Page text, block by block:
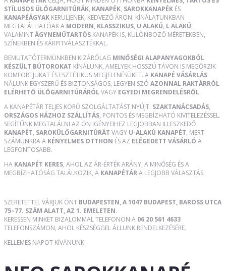
STÍLUSOS ÜLŐGARNITÚRÁK, KANAPÉK, SAROKKANAPÉK ÉS
KANAPÉÁGYAK KERÜLJENEK, KEDVEZŐ ÁRON. KÍNÁLATUNKBAN
MEGTALÁLHATÓAK A MODERN, KLASSZIKUS, U ALAKÚ, L ALAKÚ,
VALAMINTÁGYNEMŰTARTÓS KANAPÉK IS, KÜLÖNBÖZŐ MÉRETEKBEN,
SZÍNEKBEN ÉS KÁRPITVÁLASZTÉKKAL.
BEMUTATÓTERMÜNKBEN KIZÁRÓLAG MINŐSÉGI ALAPANYAGOKBÓL
KÉSZÜLT BÚTOROKAT KÍNÁLUNK, AMELYEK HOSSZÚ TÁVON IS MEGŐRZIK
KOMFORTJUKAT ÉS ESZTÉTIKUS MEGJELENÉSÜKET. A KANAPÉ VÁSÁRLÁS
NÁLUNK EGYSZERŰ ÉS BIZTONSÁGOS, LEGYEN SZÓ AZONNAL RAKTÁRRÓL
ELÉRHETŐ ÜLŐGARNITÚRÁRÓLVAGY EGYEDI MEGRENDELÉSRŐL.
A KANAPÉTÁR TELJES KÖRŰ SZOLGÁLTATÁST NYÚJT: SZAKTANÁCSADÁS,
ORSZÁGOS HÁZHOZ SZÁLLÍTÁS, PONTOS ÉS MEGBÍZHATÓ KIVITELEZÉSSEL.
SEGÍTÜNK MEGTALÁLNI AZ ÖN IGÉNYEIHEZ LEGJOBBAN ILLESZKEDŐ
KANAPÉT, SAROKÜLŐGARNITÚRÁT VAGY U-ALAKÚ KANAPÉT, MERT
SZÁMUNKRA A KÉNYELMES OTTHON ÉS AZ ELÉGEDETT VÁSÁRLÓ A
LEGFONTOSABB.
HA KANAPÉT KERES, AHOL AZ ÁR-ÉRTÉK ARÁNY, A MINŐSÉG ÉS A
MEGBÍZHATÓSÁG TALÁLKOZIK, A KANAPÉTÁRA LEGJOBB VÁLASZTÁS.
SZERETETTEL VÁRJUK ÖNT BUDAPESTEN, A 1047 BUDAPEST, BAROSS UTCA
75–77. SZÁM ALATT, AZ 1. EMELETEN.
KERESSEN MINKET BIZALOMMAL TELEFONON A 06 20 561 4633
TELEFONSZÁMON, AHOL KÉSZSÉGGEL ÁLLUNK RENDELKEZÉSÉRE.
KELLEMES NAPOT KÍVÁNUNK!